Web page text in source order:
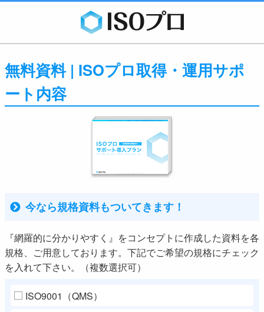
無料資料 | ISOプロ取得・運用サポ
ート内容
今なら規格資料もついてきます！
『網羅的に分かりやすく』をコンセプトに作成した資料を各
規格、ご用意しております。下記でご希望の規格にチェック
を入れて下さい。（複数選択可）
ISO9001（QMS）